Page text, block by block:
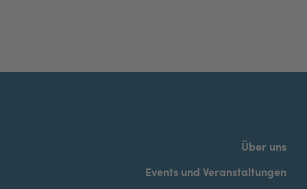
Über uns
Events und Veranstaltungen